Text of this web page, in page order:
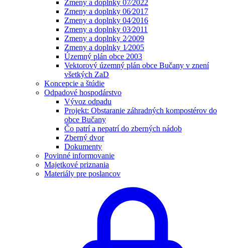
Zmeny a doplnky 07⁄2022
Zmeny a doplnky 06⁄2017
Zmeny a doplnky 04⁄2016
Zmeny a doplnky 03⁄2011
Zmeny a doplnky 2⁄2009
Zmeny a doplnky 1⁄2005
Územný plán obce 2003
Vektorový územný plán obce Bučany v znení
všetkých ZaD
Koncepcie a štúdie
Odpadové hospodárstvo
Vývoz odpadu
Projekt: Obstaranie záhradných kompostérov do
obce Bučany
Čo patrí a nepatrí do zberných nádob
Zberný dvor
Dokumenty
Povinné informovanie
Majetkové priznania
Materiály pre poslancov